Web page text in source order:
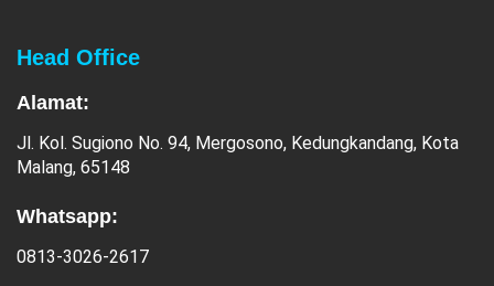
Head Office
Alamat:
Jl. Kol. Sugiono No. 94, Mergosono, Kedungkandang, Kota
Malang, 65148
Whatsapp:
0813-3026-2617